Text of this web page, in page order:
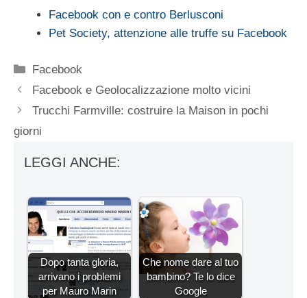
Facebook con e contro Berlusconi
Pet Society, attenzione alle truffe su Facebook
Categorie
Facebook
Facebook e Geolocalizzazione molto vicini
Trucchi Farmville: costruire la Maison in pochi
giorni
LEGGI ANCHE:
Dopo tanta gloria,
arrivano i problemi
per Mauro Marin
Che nome dare al tuo
bambino? Te lo dice
Google